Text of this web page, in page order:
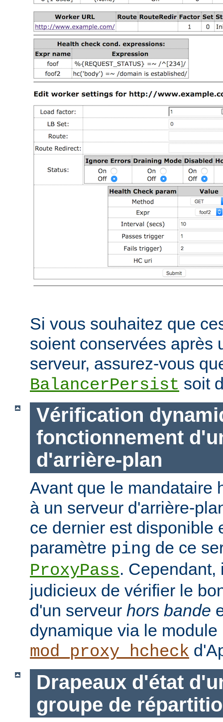
Si vous souhaitez que
soient conservées après
serveur, assurez-vous
BalancerPersist soit
Vérification
fonctionnement
d'arrière-plan
Avant que le mandataire
à un serveur d'arrière-
ce dernier est disponible
paramètre ping de ce
ProxyPass. Cependant,
judicieux de vérifier le
d'un serveur hors bande
dynamique via le module
mod_proxy_hcheck
Drapeaux d'état
groupe de